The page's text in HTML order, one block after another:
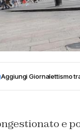
Aggiungi Giornalettismo
e